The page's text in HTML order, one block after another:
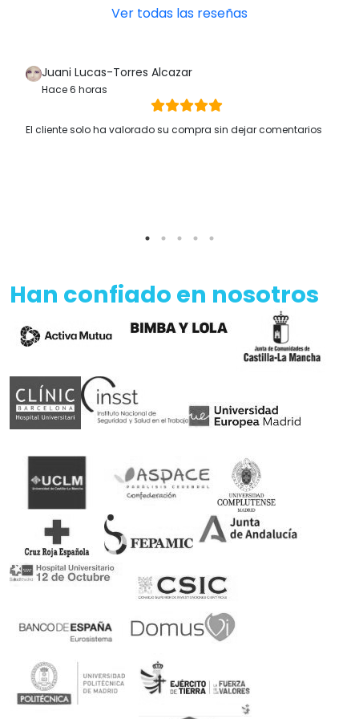
Somos patrocinadores de deporte adaptado
Rubén Castilla, Oscar Egéa y Victor Carretón son
nuestros embajadores
Ortopedia concertada con el Servicio Andaluz de
Salud
Podrás canjear tu receta en nuestra ortopedia
100% Pago seguro
Encriptación SSL de último nivel con múltiples
formas de pago
Devolución en 14 días sin compromiso